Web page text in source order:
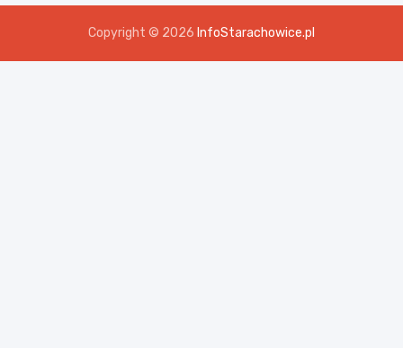
Copyright © 2026 InfoStarachowice.pl